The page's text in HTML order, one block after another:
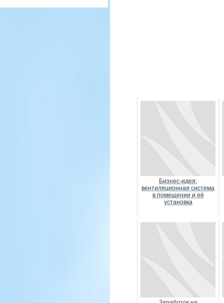
Бизнес-идея:
вентиляционная система
в помещении и её
установка